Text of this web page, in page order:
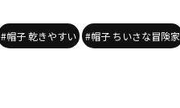
#帽子 乾きやすい #帽子 ちいさな冒険家